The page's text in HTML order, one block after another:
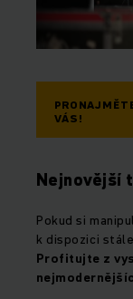
VÁS!
Nejnovější
Pokud si
k dispozici
Profitujte z